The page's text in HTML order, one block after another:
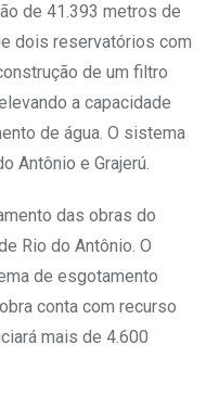
de 41.393 metros de
dois reservatórios com
de um filtro
a capacidade
de água. O sistema
Antônio e Grajerú.
das obras do
Rio do Antônio. O
de esgotamento
conta com recurso
mais de 4.600